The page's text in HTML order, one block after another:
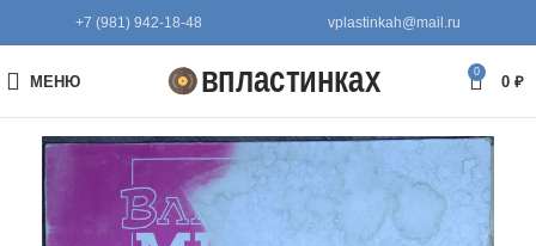
+7 (981) 942-18-48 vplastinkah@mail.ru
МЕНЮ
0
0 ₽